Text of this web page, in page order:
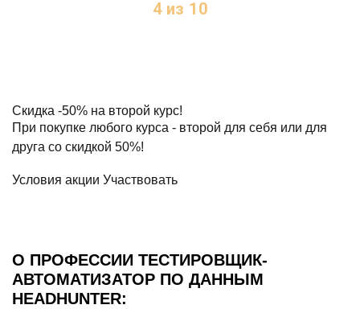
4 из 10
Скидка -50% на второй курс!
При покупке любого курса - второй для себя или для
друга со скидкой 50%!
Условия акции Участвовать
О ПРОФЕССИИ ТЕСТИРОВЩИК-
АВТОМАТИЗАТОР ПО ДАННЫМ
HEADHUNTER: